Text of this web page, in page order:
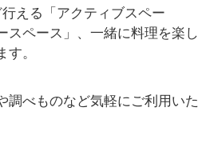
える「アクティブスペー
スペース」、一緒に料理を楽し
。
調べものなど気軽にご利用いた